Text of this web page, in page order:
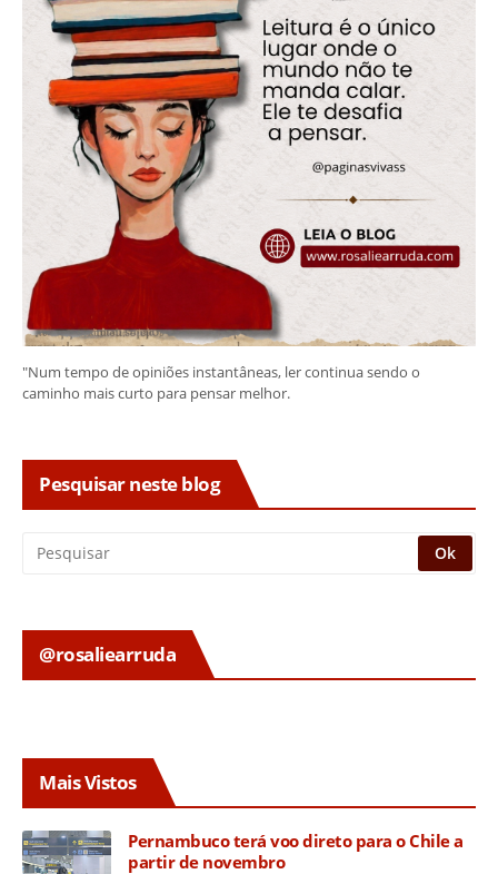
"Num tempo de opiniões instantâneas, ler continua sendo o
caminho mais curto para pensar melhor.
Pesquisar neste blog
@rosaliearruda
Mais Vistos
Pernambuco terá voo direto para o Chile a
partir de novembro